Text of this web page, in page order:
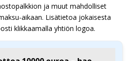
ja muut mahdolliset
aikaan. Lisätietoa jokaisesta
klikkaamalla yhtiön logoa.